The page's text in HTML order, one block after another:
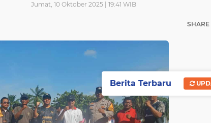
Jumat, 10 Oktober 2025 | 19:41 WIB
SHARE
Berita Terbaru